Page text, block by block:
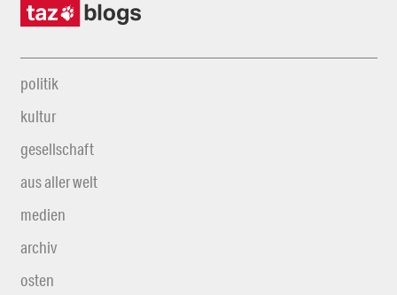
politik
kultur
gesellschaft
aus aller welt
medien
archiv
osten